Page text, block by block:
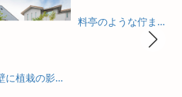
白い壁に植栽の影が揺れる新築外構